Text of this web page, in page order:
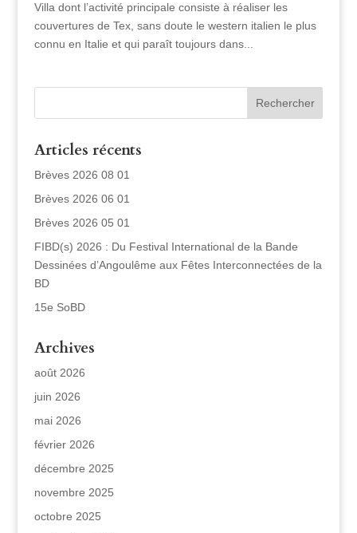
Villa dont l’activité principale consiste à réaliser les
couvertures de Tex, sans doute le western italien le plus
connu en Italie et qui paraît toujours dans...
Articles récents
Brèves 2026 08 01
Brèves 2026 06 01
Brèves 2026 05 01
FIBD(s) 2026 : Du Festival International de la Bande
Dessinées d’Angoulême aux Fêtes Interconnectées de la
BD
15e SoBD
Archives
août 2026
juin 2026
mai 2026
février 2026
décembre 2025
novembre 2025
octobre 2025